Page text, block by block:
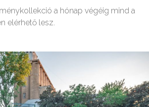
a hónap végéig mind a
elérhető lesz.